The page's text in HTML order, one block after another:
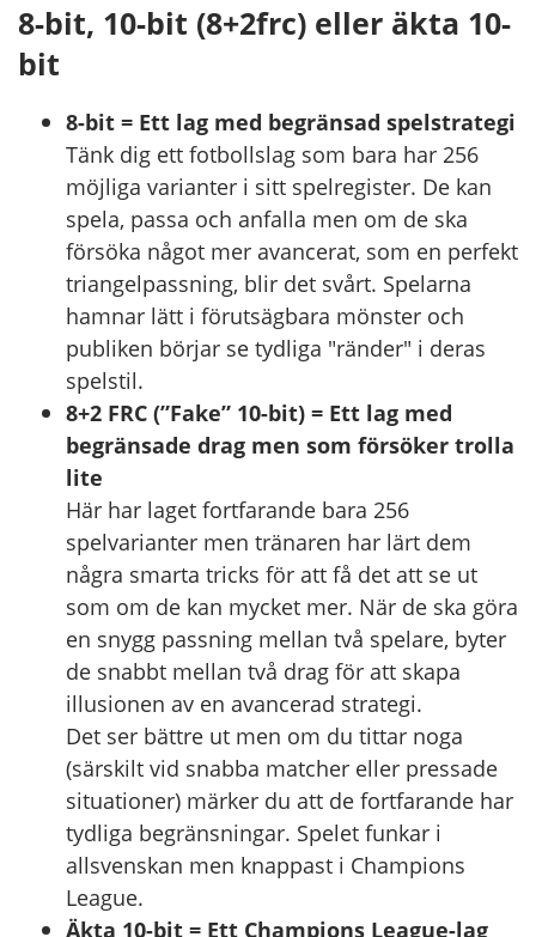
8-bit, 10-bit (8+2frc) eller äkta 10-
bit
8-bit = Ett lag med begränsad spelstrategi
Tänk dig ett fotbollslag som bara har 256
möjliga varianter i sitt spelregister. De kan
spela, passa och anfalla men om de ska
försöka något mer avancerat, som en perfekt
triangelpassning, blir det svårt. Spelarna
hamnar lätt i förutsägbara mönster och
publiken börjar se tydliga "ränder" i deras
spelstil.
8+2 FRC (”Fake” 10-bit) = Ett lag med
begränsade drag men som försöker trolla
lite
Här har laget fortfarande bara 256
spelvarianter men tränaren har lärt dem
några smarta tricks för att få det att se ut
som om de kan mycket mer. När de ska göra
en snygg passning mellan två spelare, byter
de snabbt mellan två drag för att skapa
illusionen av en avancerad strategi.
Det ser bättre ut men om du tittar noga
(särskilt vid snabba matcher eller pressade
situationer) märker du att de fortfarande har
tydliga begränsningar. Spelet funkar i
allsvenskan men knappast i Champions
League.
Äkta 10-bit = Ett Champions League-lag